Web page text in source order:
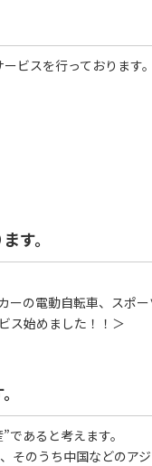
ビスを行っております
す。
の電動自転車、スポー
ス始めました！！＞
あると考えます。
そのうち中国などのア